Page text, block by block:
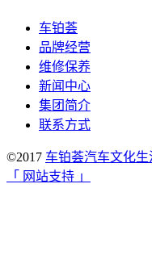
车铂荟
品牌经营
维修保养
新闻中心
集团简介
联系方式
©2017 车铂荟汽车文化生
「 网站支持 」